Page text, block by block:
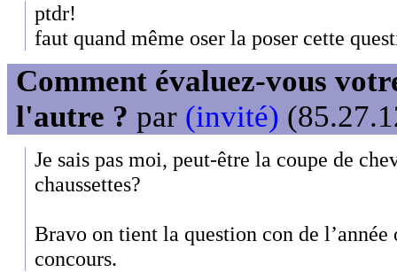
ptdr!
faut quand même oser la poser cette
Comment évaluez-vous
l'autre ? par (invité)
Je sais pas moi, peut-être la coupe de
chaussettes?
Bravo on tient la question con de
concours.